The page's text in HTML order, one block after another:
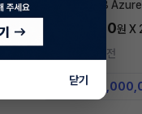
4.0 V8 Azure
5,577,270원 X
2주 전
지원금
닫기